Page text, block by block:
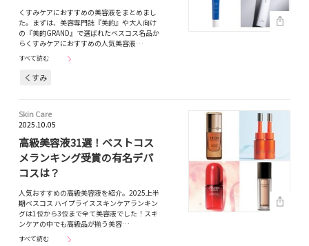
くすみケアにおすすめの美容液をまとめまし
た。まずは、美容専門誌『美的』や大人向け
の『美的GRAND』で選ばれたベスコス名品か
らくすみケアにおすすめの人気美容液…
すべて読む
くすみ
Skin Care
2025.10.05
高級美容液31選！ベストコス
メランキング受賞の有名デパ
コスは？
人気おすすめの高級美容液を紹介。2025上半
期ベスコス ハイプライススキンケアランキン
グは1位から3位まで全て美容液でした！スキ
ンケアの中でも高級品が揃う美容…
すべて読む